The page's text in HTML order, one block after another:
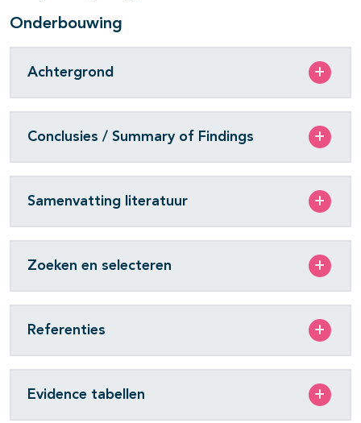
Onderbouwing
Achtergrond
Conclusies / Summary of Findings
Samenvatting literatuur
Zoeken en selecteren
Referenties
Evidence tabellen